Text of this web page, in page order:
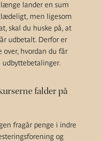
lander en sum
men ligesom
skal du huske på, at
udbetalt. Derfor er
over, hvordan du får
falder på
fragår penge i indre
og